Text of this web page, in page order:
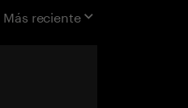
Más reciente